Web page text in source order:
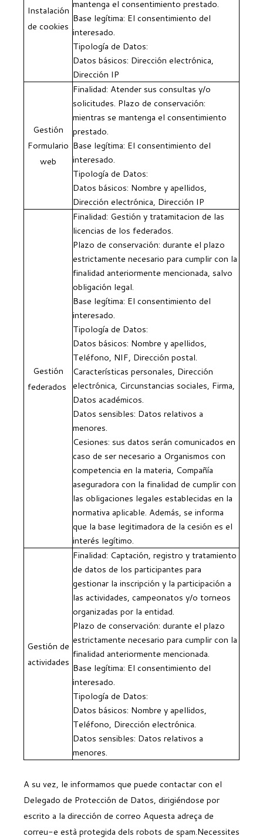
Instalación
de cookies
mantenga el consentimiento prestado.
Base legítima: El consentimiento del
interesado.
Tipología de Datos:
Datos básicos: Dirección electrónica,
Dirección IP
Gestión
Formulario
web
Finalidad: Atender sus consultas y/o
solicitudes. Plazo de conservación:
mientras se mantenga el consentimiento
prestado.
Base legítima: El consentimiento del
interesado.
Tipología de Datos:
Datos básicos: Nombre y apellidos,
Dirección electrónica, Dirección IP
Gestión
federados
Finalidad: Gestión y tratamitacion de las
licencias de los federados.
Plazo de conservación: durante el plazo
estrictamente necesario para cumplir con la
finalidad anteriormente mencionada, salvo
obligación legal.
Base legítima: El consentimiento del
interesado.
Tipología de Datos:
Datos básicos: Nombre y apellidos,
Teléfono, NIF, Dirección postal.
Características personales, Dirección
electrónica, Circunstancias sociales, Firma,
Datos académicos.
Datos sensibles: Datos relativos a
menores.
Cesiones: sus datos serán comunicados en
caso de ser necesario a Organismos con
competencia en la materia, Compañía
aseguradora con la finalidad de cumplir con
las obligaciones legales establecidas en la
normativa aplicable. Además, se informa
que la base legitimadora de la cesión es el
interés legítimo.
Gestión de
actividades
Finalidad: Captación, registro y tratamiento
de datos de los participantes para
gestionar la inscripción y la participación a
las actividades, campeonatos y/o torneos
organizadas por la entidad.
Plazo de conservación: durante el plazo
estrictamente necesario para cumplir con la
finalidad anteriormente mencionada.
Base legítima: El consentimiento del
interesado.
Tipología de Datos:
Datos básicos: Nombre y apellidos,
Teléfono, Dirección electrónica.
Datos sensibles: Datos relativos a
menores.
A su vez, le informamos que puede contactar con el
Delegado de Protección de Datos, dirigiéndose por
escrito a la dirección de correo Aquesta adreça de
correu-e està protegida dels robots de spam.Necessites